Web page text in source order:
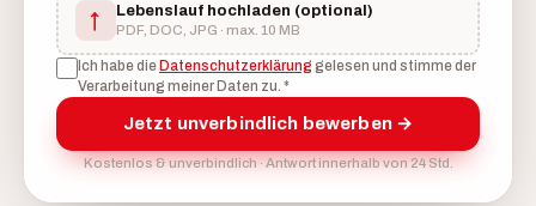
↑ Lebenslauf hochladen (optional)
PDF, DOC, JPG · max. 10 MB
Ich habe die Datenschutzerklärung gelesen und stimme der
Verarbeitung meiner Daten zu. *
Jetzt unverbindlich bewerben →
Kostenlos & unverbindlich · Antwort innerhalb von 24 Std.